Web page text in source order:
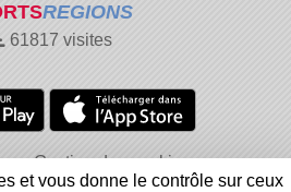
REGIONS
61817 visites
Gestion des cookies
Signaler un contenu inapproprié
et vous donne le contrôle sur ceux